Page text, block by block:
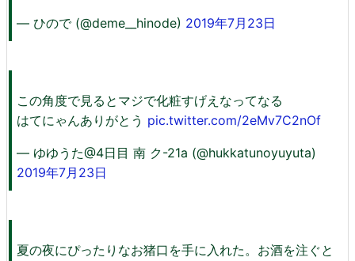
— ひので (@deme__hinode) 2019年7月23日
この角度で見るとマジで化粧すげえなってなる
はてにゃんありがとう pic.twitter.com/2eMv7C2nOf
— ゆゆうた@4日目 南 ク-21a (@hukkatunoyuyuta)
2019年7月23日
夏の夜にぴったりなお猪口を手に入れた。お酒を注ぐと